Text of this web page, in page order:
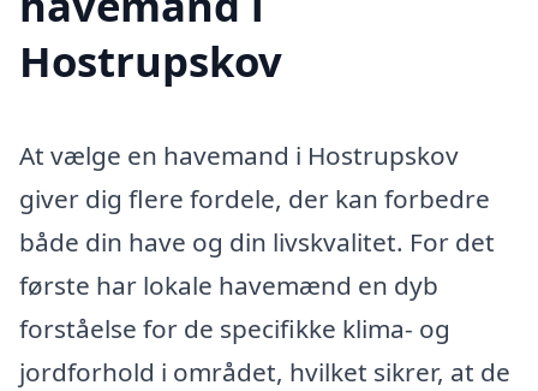
Hostrupskov
At vælge en havemand i Hostrupskov
giver dig flere fordele, der kan forbedre
både din have og din livskvalitet. For det
første har lokale havemænd en dyb
forståelse for de specifikke klima- og
jordforhold i området, hvilket sikrer, at de